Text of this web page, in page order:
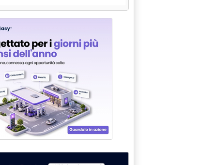
a compagnie in Iran'
15.20.
reti'